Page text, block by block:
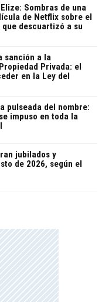
Sombras de una
de Netflix sobre el
que descuartizó a su
sanción a la
Privada: el
en la Ley del
pulseada del nombre:
impuso en toda la
jubilados y
de 2026, según el